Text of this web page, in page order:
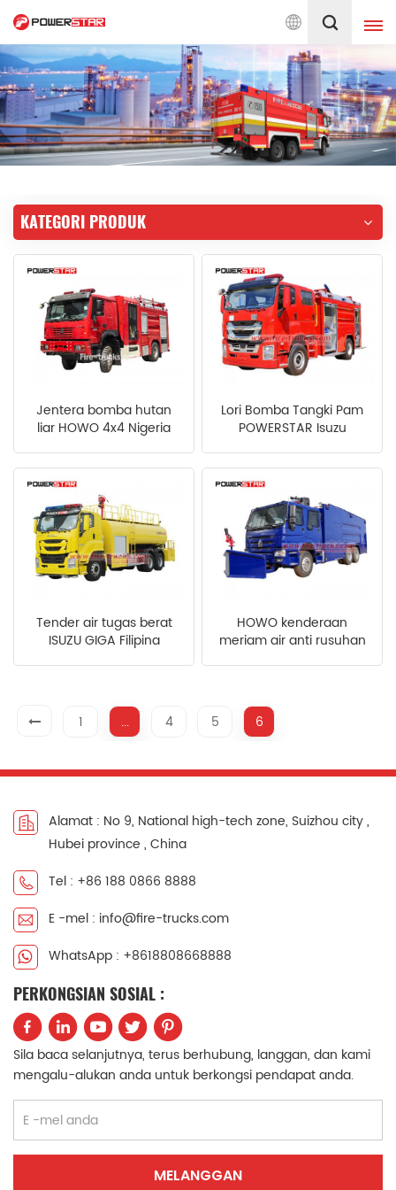
Perkhidmatan Jentera Bomba Sejak 1990 Melayu
English français
Deutsch русский
português
日本語
한국의 Türkçe
Melayu ไทย
中文 қазақ
Filipino မြန်မာ
српски
KATEGORI PRODUK
Jentera bomba hutan
liar HOWO 4x4 Nigeria
Lori Bomba Tangki Pam
POWERSTAR Isuzu
Tender air tugas berat
ISUZU GIGA Filipina
HOWO kenderaan
meriam air anti rusuhan
1 ... 4 5 6
Alamat : No 9, National high-tech zone, Suizhou city ,
Hubei province , China
Tel : +86 188 0866 8888
E -mel : info@fire-trucks.com
WhatsApp : +8618808668888
PERKONGSIAN SOSIAL :
Sila baca selanjutnya, terus berhubung, langgan, dan kami
mengalu-alukan anda untuk berkongsi pendapat anda.